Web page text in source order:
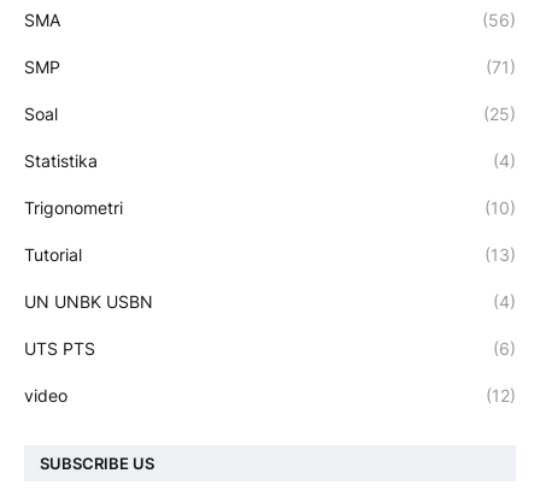
SMA (56)
SMP (71)
Soal (25)
Statistika (4)
Trigonometri (10)
Tutorial (13)
UN UNBK USBN (4)
UTS PTS (6)
video (12)
SUBSCRIBE US